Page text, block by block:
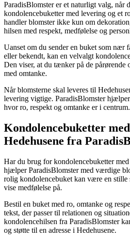
ParadisBlomster er et naturligt valg, når
kondolencebuketter med levering og et
handler blomster ikke kun om
hilsen med respekt, medfølelse og
Uanset om du sender en buket som nær
eller bekendt, kan en velvalgt
Den viser, at du tænker på de pårørende
med omtanke.
Når blomsterne skal leveres til
levering vigtige. ParadisBlomster
hvor ro, respekt og omtanke er i centrum.
Kondolencebuketter
Hedehusene fra
Har du brug for kondolencebuketter
hjælper ParadisBlomster med værdige
rolig kondolencebuket kan være en stille
vise medfølelse på.
Bestil en buket med ro, omtanke og
tekst, der passer til relationen og
kondolencehilsen fra ParadisBlomster
og støtte til en adresse i Hedehusene.